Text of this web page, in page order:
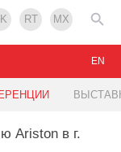
RT MX
EN
Ariston в г.